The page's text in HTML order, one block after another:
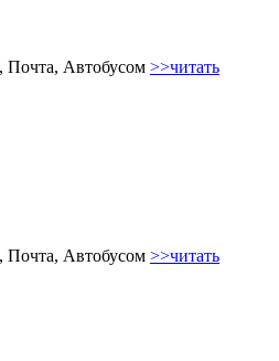
Почта, Автобусом >>читать
Почта, Автобусом >>читать